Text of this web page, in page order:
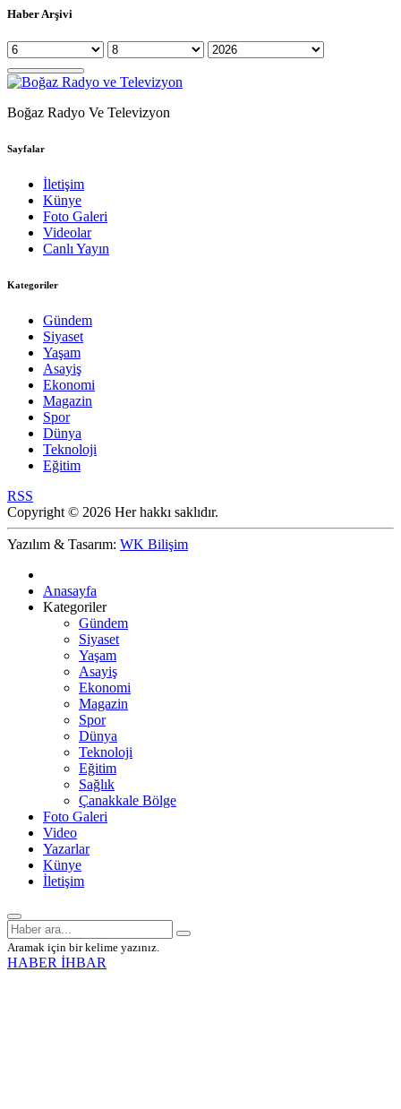
Haber Arşivi
Boğaz Radyo Ve Televizyon
Sayfalar
İletişim
Künye
Foto Galeri
Videolar
Canlı Yayın
Kategoriler
Gündem
Siyaset
Yaşam
Asayiş
Ekonomi
Magazin
Spor
Dünya
Teknoloji
Eğitim
RSS
Copyright © 2026 Her hakkı saklıdır.
Yazılım & Tasarım: WK Bilişim
Anasayfa
Kategoriler
Gündem
Siyaset
Yaşam
Asayiş
Ekonomi
Magazin
Spor
Dünya
Teknoloji
Eğitim
Sağlık
Çanakkale Bölge
Foto Galeri
Video
Yazarlar
Künye
İletişim
Aramak için bir kelime yazınız.
HABER İHBAR